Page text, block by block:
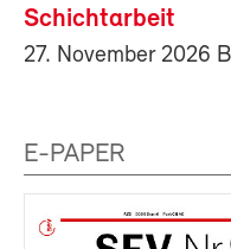
Schichtarbeit
27. November 2026
E-PAPER